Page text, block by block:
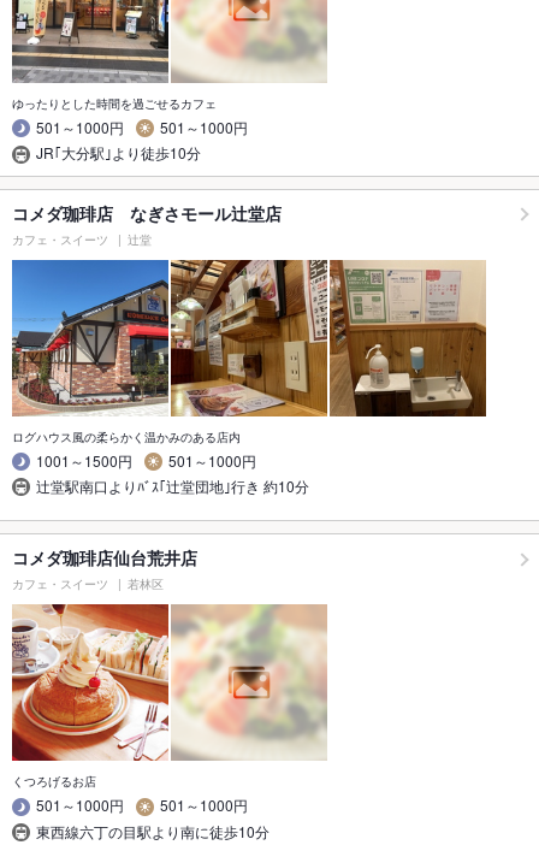
ゆったりとした時間を過ごせるカフェ
501～1000円
501～1000円
JR｢大分駅｣より徒歩10分
コメダ珈琲店 なぎさモール辻堂店
カフェ・スイーツ 辻堂
ログハウス風の柔らかく温かみのある店内
1001～1500円
501～1000円
辻堂駅南口よりﾊﾞｽ｢辻堂団地｣行き 約10分
コメダ珈琲店仙台荒井店
カフェ・スイーツ 若林区
くつろげるお店
501～1000円
501～1000円
東西線六丁の目駅より南に徒歩10分